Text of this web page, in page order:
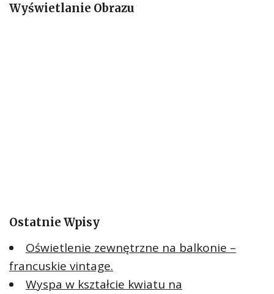
jWyświetlanie Obrazu
Ostatnie Wpisy
Oświetlenie zewnętrzne na balkonie –
francuskie vintage.
Wyspa w kształcie kwiatu na